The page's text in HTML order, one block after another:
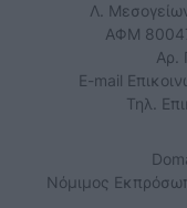
Λ.
ΑΦΜ
Αρ.
E-mail
Τηλ.
Νόμιμος